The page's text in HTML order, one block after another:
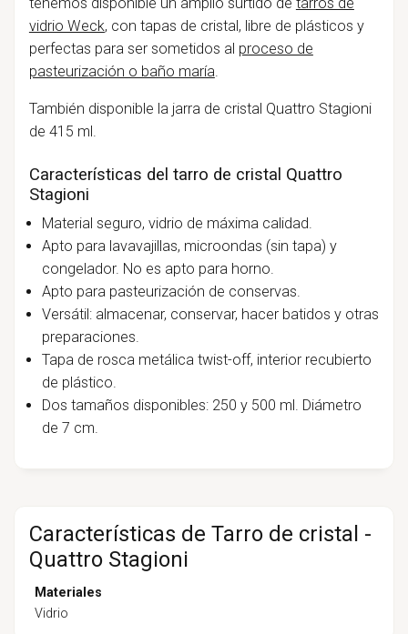
vidrio Weck, con tapas de cristal, libre de plásticos y
perfectas para ser sometidos al proceso de
pasteurización o baño maría.
También disponible la jarra de cristal Quattro Stagioni
de 415 ml.
Características del tarro de cristal Quattro
Stagioni
Material seguro, vidrio de máxima calidad.
Apto para lavavajillas, microondas (sin tapa) y
congelador. No es apto para horno.
Apto para pasteurización de conservas.
Versátil: almacenar, conservar, hacer batidos y otras
preparaciones.
Tapa de rosca metálica twist-off, interior recubierto
de plástico.
Dos tamaños disponibles: 250 y 500 ml. Diámetro
de 7 cm.
Características de Tarro de cristal -
Quattro Stagioni
Materiales
Vidrio